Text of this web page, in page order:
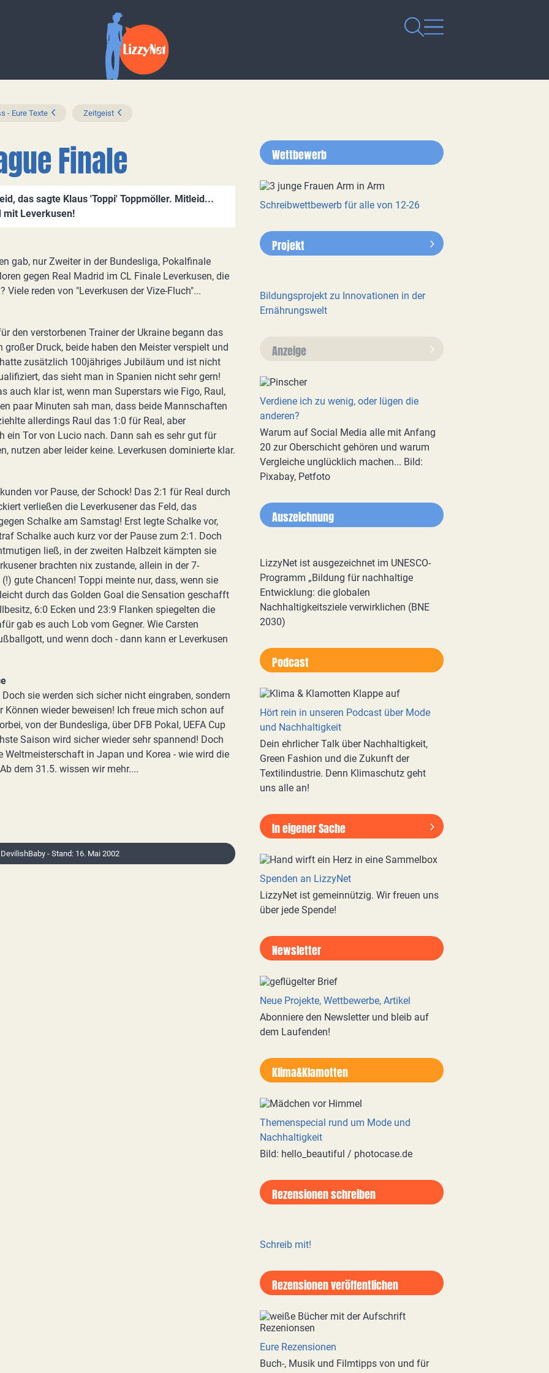
- Eure Texte Zeitgeist
Finale
das sagte Klaus 'Toppi' Toppmöller. Mitleid...
mit Leverkusen!
gab, nur Zweiter in der Bundesliga, Pokalfinale
gegen Real Madrid im CL Finale Leverkusen, die
reden von "Leverkusen der Vize-Fluch"...
den verstorbenen Trainer der Ukraine begann das
Druck, beide haben den Meister verspielt und
zusätzlich 100jähriges Jubiläum und ist nicht
das sieht man in Spanien nicht sehr gern!
auch klar ist, wenn man Superstars wie Figo, Raul,
paar Minuten sah man, dass beide Mannschaften
allerdings Raul das 1:0 für Real, aber
ein Tor von Lucio nach. Dann sah es sehr gut für
nutzen aber leider keine. Leverkusen dominierte klar.
vor Pause, der Schock! Das 2:1 für Real durch
verließen die Leverkusener das Feld, das
Schalke am Samstag! Erst legte Schalke vor,
Schalke auch kurz vor der Pause zum 2:1. Doch
ließ, in der zweiten Halbzeit kämpten sie
brachten nix zustande, allein in der 7-
gute Chancen! Toppi meinte nur, dass, wenn sie
durch das Golden Goal die Sensation geschafft
6:0 Ecken und 23:9 Flanken spiegelten die
gab es auch Lob vom Gegner. Wie Carsten
und wenn doch - dann kann er Leverkusen
sie werden sich sicher nicht eingraben, sondern
wieder beweisen! Ich freue mich schon auf
von der Bundesliga, über DFB Pokal, UEFA Cup
Saison wird sicher wieder sehr spannend! Doch
in Japan und Korea - wie wird die
dem 31.5. wissen wir mehr....
- Stand: 16. Mai 2002
Wettbewerb
Schreibwettbewerb für alle von 12-26
Projekt
Bildungsprojekt zu Innovationen in der
Ernährungswelt
Anzeige
Verdiene ich zu wenig, oder lügen die
anderen?
Warum auf Social Media alle mit Anfang
20 zur Oberschicht gehören und warum
Vergleiche unglücklich machen... Bild:
Pixabay, Petfoto
Auszeichnung
LizzyNet ist ausgezeichnet im UNESCO-
Programm „Bildung für nachhaltige
Entwicklung: die globalen
Nachhaltigkeitsziele verwirklichen (BNE
2030)
Podcast
Hört rein in unseren Podcast über Mode
und Nachhaltigkeit
Dein ehrlicher Talk über Nachhaltigkeit,
Green Fashion und die Zukunft der
Textilindustrie. Denn Klimaschutz geht
uns alle an!
In eigener Sache
Spenden an LizzyNet
LizzyNet ist gemeinnützig. Wir freuen uns
über jede Spende!
Newsletter
Neue Projekte, Wettbewerbe, Artikel
Abonniere den Newsletter und bleib auf
dem Laufenden!
Klima&Klamotten
Themenspecial rund um Mode und
Nachhaltigkeit
Bild: hello_beautiful / photocase.de
Rezensionen schreiben
Schreib mit!
Rezensionen veröffentlichen
Eure Rezensionen
Buch-, Musik und Filmtipps von und für